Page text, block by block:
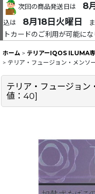
次回の商品発送日は 8
込は
8月18日火曜日
トカードのご利用が可能にな
ホーム > テリアーIQOS ILUMA
> テリア・フュージョン・メンソ
テリア・フュージョン
値：40]